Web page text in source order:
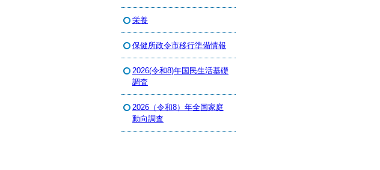
栄養
保健所政令市移行準備情報
2026(令和8)年国民生活基礎
調査
2026（令和8）年全国家庭
動向調査